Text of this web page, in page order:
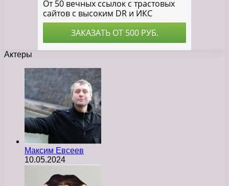
Актеры
Максим Евсеев
10.05.2024